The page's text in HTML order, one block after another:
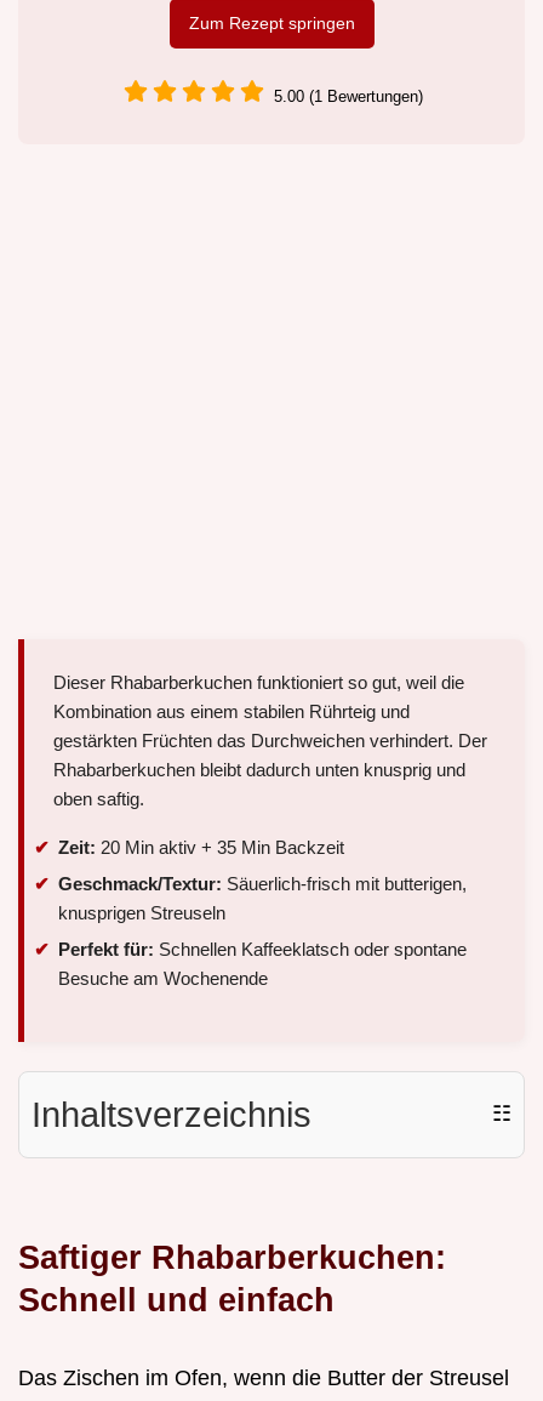
Zum Rezept springen
5.00 (1 Bewertungen)
Dieser Rhabarberkuchen funktioniert so gut, weil die
Kombination aus einem stabilen Rührteig und
gestärkten Früchten das Durchweichen verhindert. Der
Rhabarberkuchen bleibt dadurch unten knusprig und
oben saftig.
Zeit: 20 Min aktiv + 35 Min Backzeit
Geschmack/Textur: Säuerlich-frisch mit butterigen,
knusprigen Streuseln
Perfekt für: Schnellen Kaffeeklatsch oder spontane
Besuche am Wochenende
Inhaltsverzeichnis ☷
Saftiger Rhabarberkuchen:
Schnell und einfach
Das Zischen im Ofen, wenn die Butter der Streusel